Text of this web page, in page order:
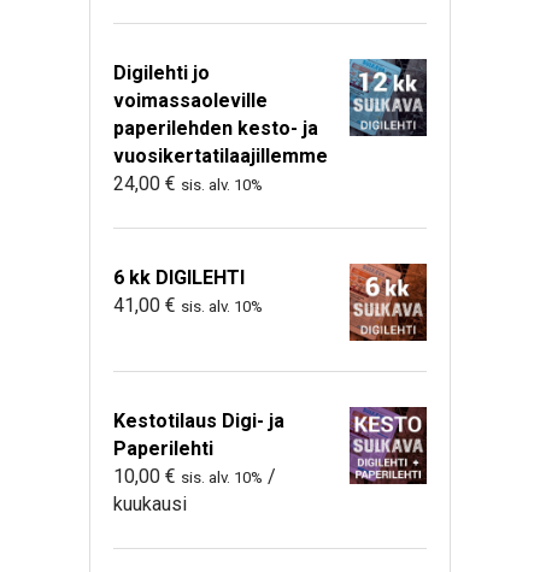
Digilehti jo
voimassaoleville
paperilehden kesto- ja
vuosikertatilaajillemme
24,00 € sis. alv. 10%
6 kk DIGILEHTI
41,00 € sis. alv. 10%
Kestotilaus Digi- ja
Paperilehti
10,00 € sis. alv. 10% /
kuukausi